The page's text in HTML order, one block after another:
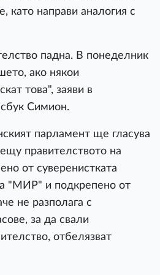
като направи аналогия с
падна. В понеделник
ако някои
това", заяви в
Симион.
парламент ще гласува
правителството на
от суверенистката
"МИР" и подкрепено от
не разполага с
за да свали
отбелязват